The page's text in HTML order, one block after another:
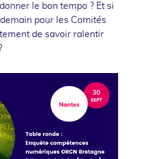
le bon tempo ? Et si
pour les Comités
de savoir ralentir